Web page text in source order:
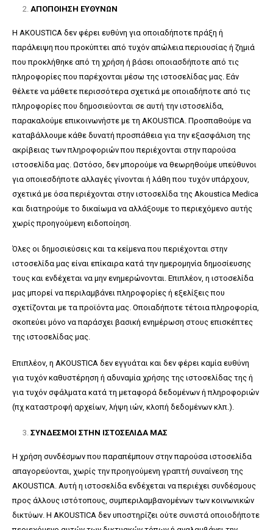
ΑΠΟΠΟΙΗΣΗ ΕΥΘΥΝΩΝ
Η AKOUSTICA δεν φέρει ευθύνη για οποιαδήποτε πράξη ή
παράλειψη που προκύπτει από τυχόν απώλεια περιουσίας ή ζημιά
που προκλήθηκε από τη χρήση ή βάσει οποιασδήποτε από τις
πληροφορίες που παρέχονται μέσω της ιστοσελίδας μας. Εάν
θέλετε να μάθετε περισσότερα σχετικά με οποιαδήποτε από τις
πληροφορίες που δημοσιεύονται σε αυτή την ιστοσελίδα,
παρακαλούμε επικοινωνήστε με τη AKOUSTICA. Προσπαθούμε να
καταβάλλουμε κάθε δυνατή προσπάθεια για την εξασφάλιση της
ακρίβειας των πληροφοριών που περιέχονται στην παρούσα
ιστοσελίδα μας. Ωστόσο, δεν μπορούμε να θεωρηθούμε υπεύθυνοι
για οποιεσδήποτε αλλαγές γίνονται ή λάθη που τυχόν υπάρχουν,
σχετικά με όσα περιέχονται στην ιστοσελίδα της Akoustica Medica
και διατηρούμε το δικαίωμα να αλλάξουμε το περιεχόμενο αυτής
χωρίς προηγούμενη ειδοποίηση.
Όλες οι δημοσιεύσεις και τα κείμενα που περιέχονται στην
ιστοσελίδα μας είναι επίκαιρα κατά την ημερομηνία δημοσίευσης
τους και ενδέχεται να μην ενημερώνονται. Επιπλέον, η ιστοσελίδα
μας μπορεί να περιλαμβάνει πληροφορίες ή εξελίξεις που
σχετίζονται με τα προϊόντα μας. Οποιαδήποτε τέτοια πληροφορία,
σκοπεύει μόνο να παράσχει βασική ενημέρωση στους επισκέπτες
της ιστοσελίδας μας.
Επιπλέον, η AKOUSTICA δεν εγγυάται και δεν φέρει καμία ευθύνη
για τυχόν καθυστέρηση ή αδυναμία χρήσης της ιστοσελίδας της ή
για τυχόν σφάλματα κατά τη μεταφορά δεδομένων ή πληροφοριών
(πχ καταστροφή αρχείων, λήψη ιών, κλοπή δεδομένων κλπ.).
ΣΥΝΔΕΣΜΟΙ ΣΤΗΝ ΙΣΤΟΣΕΛΙΔΑ ΜΑΣ
Η χρήση συνδέσμων που παραπέμπουν στην παρούσα ιστοσελίδα
απαγορεύονται, χωρίς την προηγούμενη γραπτή συναίνεση της
AKOUSTICA. Αυτή η ιστοσελίδα ενδέχεται να περιέχει συνδέσμους
προς άλλους ιστότοπους, συμπεριλαμβανομένων των κοινωνικών
δικτύων. Η AKOUSTICA δεν υποστηρίζει ούτε συνιστά οποιοδήποτε